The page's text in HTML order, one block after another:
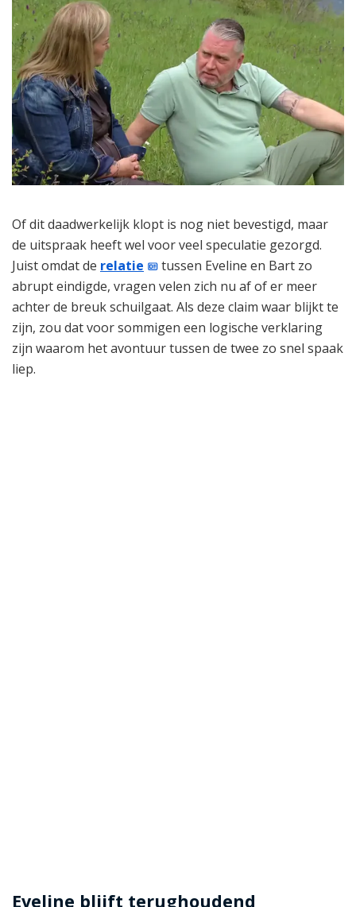
Of dit daadwerkelijk klopt is nog niet bevestigd, maar
de uitspraak heeft wel voor veel speculatie gezorgd.
Juist omdat de relatie
tussen Eveline en Bart zo
abrupt eindigde, vragen velen zich nu af of er meer
achter de breuk schuilgaat. Als deze claim waar blijkt te
zijn, zou dat voor sommigen een logische verklaring
zijn waarom het avontuur tussen de twee zo snel spaak
liep.
Eveline blijft terughoudend